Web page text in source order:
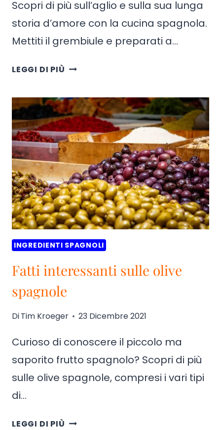
Scopri di più sull’aglio e sulla sua lunga
storia d’amore con la cucina spagnola.
Mettiti il grembiule e preparati a…
LEGGI DI PIÙ TUTTO
RICETTE
SPAGNOLE
AL
AJILLO
INGREDIENTI SPAGNOLI
Fatti interessanti sulle olive
spagnole
DiTim Kroeger 23 Dicembre 2021
Curioso di conoscere il piccolo ma
saporito frutto spagnolo? Scopri di più
sulle olive spagnole, compresi i vari tipi
di…
LEGGI DI PIÙ FATTI